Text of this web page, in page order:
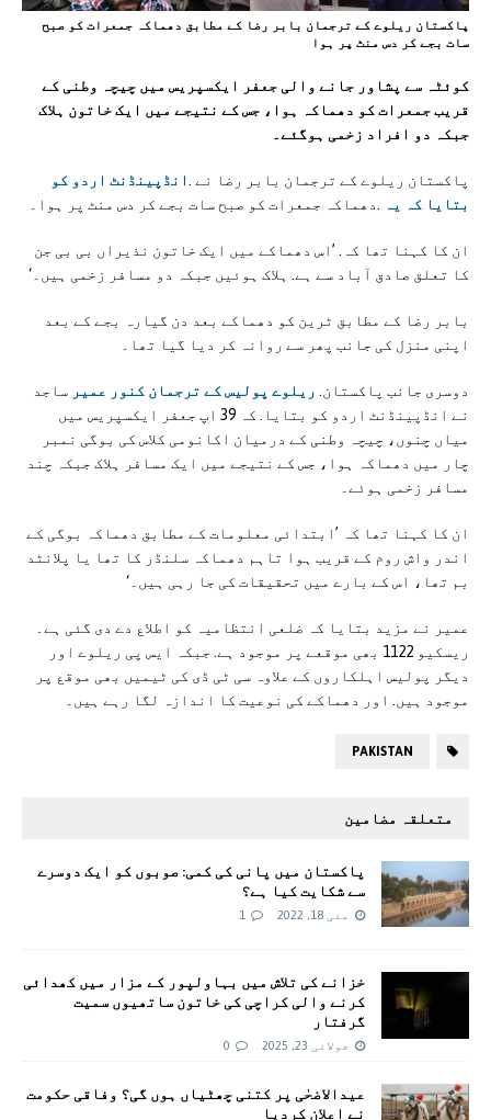
پاکستان ریلوے کے ترجمان بابر رضا کے مطابق دھماکہ جمعرات کو صبح
سات بجے کر دس منٹ پر ہوا
کوئٹہ سے پشاور جانے والی جعفر ایکسپریس میں چیچہ وطنی کے
قریب جمعرات کو دھماکہ ہوا، جس کے نتیجے میں ایک خاتون ہلاک
جبکہ دو افراد زخمی ہوگئے۔
پاکستان ریلوے کے ترجمان بابر رضا نے .انڈپینڈنٹ اردو کو
بتایا کہ یہ .دھماکہ جمعرات کو صبح سات بجے کر دس منٹ پر ہوا۔
ان کا کہنا تھا کہ. ’اس دھماکے میں ایک خاتون نذیراں بی بی جن
کا تعلق صادق آباد سے ہے. ہلاک ہوئیں جبکہ دو مسافر زخمی ہیں۔‘
بابر رضا کے مطابق ٹرین کو دھماکے بعد دن گیارہ بجے کے بعد
اپنی منزل کی جانب پھر سے روانہ کر دیا گیا تھا۔
دوسری جانب پاکستان. ریلوے پولیس کے ترجمان کنور عمیر ساجد
نے انڈپینڈنٹ اردو کو بتایا. کہ 39 اپ جعفر ایکسپریس میں
میاں چنوں، چیچہ وطنی کے درمیان اکانومی کلاس کی بوگی نمبر
چار میں دھماکہ ہوا، جس کے نتیجے میں ایک مسافر ہلاک جبکہ چند
مسافر زخمی ہوئے۔
ان کا کہنا تھا کہ ’ابتدائی معلومات کے مطابق دھماکہ بوگی کے
اندر واش روم کے قریب ہوا تاہم دھماکہ سلنڈر کا تھا یا پلانٹد
بم تھا، اس کے بارے میں تحقیقات کی جا رہی ہیں۔‘
عمیر نے مزید بتایا کہ ضلعی انتظامیہ کو اطلاع دے دی گئی ہے۔
ریسکیو 1122 بھی موقعے پر موجود ہے. جبکہ ایس پی ریلوے اور
دیگر پولیس اہلکاروں کے علاوہ سی ٹی ڈی کی ٹیمیں بھی موقع پر
موجود ہیں. اور دھماکے کی نوعیت کا اندازہ لگا رہے ہیں۔
PAKISTAN
متعلقہ مضامین
پاکستان میں پانی کی کمی: صوبوں کو ایک دوسرے
سے شکایت کیا ہے؟
مئی 18, 2022 1
خزانے کی تلاش میں بہاولپور کے مزار میں کھدائی
کرنے والی کراچی کی خاتون ساتھیوں سمیت
گرفتار
جولائی 23, 2025 0
عیدالاضحٰی پر کتنی چھٹیاں ہوں گی؟ وفاقی حکومت
نے اعلان کردیا